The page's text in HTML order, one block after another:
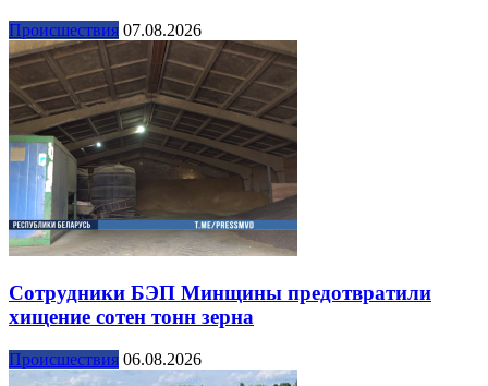
Происшествия 07.08.2026
Сотрудники БЭП Минщины предотвратили
хищение сотен тонн зерна
Происшествия 06.08.2026